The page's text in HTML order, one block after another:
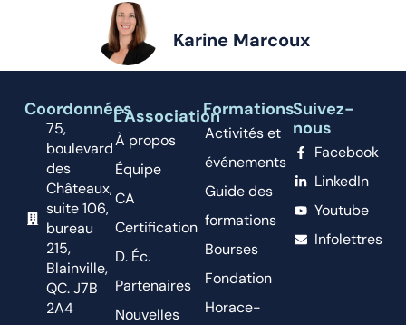
Karine Marcoux
Coordonnées
75,
boulevard
des
Châteaux,
suite 106,
bureau
215,
Blainville,
QC. J7B
2A4
L'Association
À propos
Équipe
CA
Certification
D. Éc.
Partenaires
Nouvelles
Formations
Activités et
événements
Guide des
formations
Bourses
Fondation
Horace-
Suivez-
nous
Facebook
LinkedIn
Youtube
Infolettres